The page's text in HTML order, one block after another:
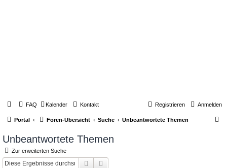
FAQ Kalender Kontakt Anmelden
Registrieren
Portal Foren-Übersicht Suche Unbeantwortete Themen
Unbeantwortete Themen
Zur erweiterten Suche
Suche